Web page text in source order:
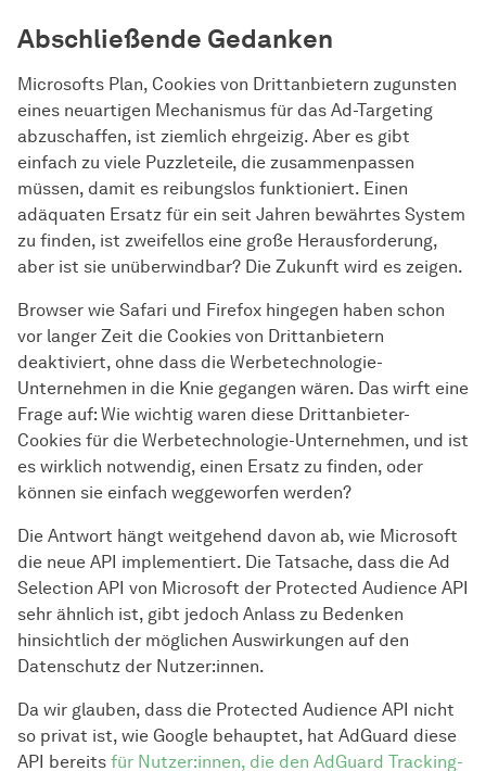
Abschließende Gedanken
Microsofts Plan, Cookies von Drittanbietern zugunsten
eines neuartigen Mechanismus für das Ad-Targeting
abzuschaffen, ist ziemlich ehrgeizig. Aber es gibt
einfach zu viele Puzzleteile, die zusammenpassen
müssen, damit es reibungslos funktioniert. Einen
adäquaten Ersatz für ein seit Jahren bewährtes System
zu finden, ist zweifellos eine große Herausforderung,
aber ist sie unüberwindbar? Die Zukunft wird es zeigen.
Browser wie Safari und Firefox hingegen haben schon
vor langer Zeit die Cookies von Drittanbietern
deaktiviert, ohne dass die Werbetechnologie-
Unternehmen in die Knie gegangen wären. Das wirft eine
Frage auf: Wie wichtig waren diese Drittanbieter-
Cookies für die Werbetechnologie-Unternehmen, und ist
es wirklich notwendig, einen Ersatz zu finden, oder
können sie einfach weggeworfen werden?
Die Antwort hängt weitgehend davon ab, wie Microsoft
die neue API implementiert. Die Tatsache, dass die Ad
Selection API von Microsoft der Protected Audience API
sehr ähnlich ist, gibt jedoch Anlass zu Bedenken
hinsichtlich der möglichen Auswirkungen auf den
Datenschutz der Nutzer:innen.
Da wir glauben, dass die Protected Audience API nicht
so privat ist, wie Google behauptet, hat AdGuard diese
API bereits für Nutzer:innen, die den AdGuard Tracking-